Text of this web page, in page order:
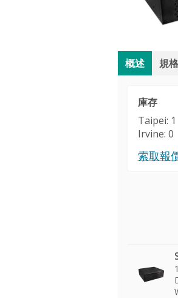
概述 規格
庫存
Taipei: 1
Irvine: 0
索取報